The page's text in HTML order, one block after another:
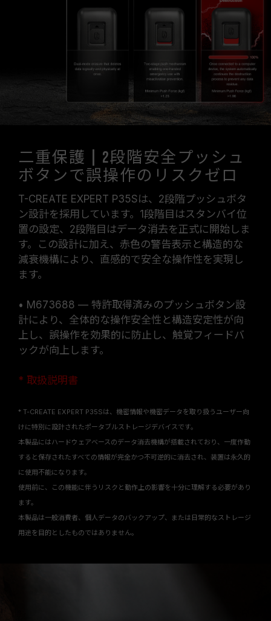
二重保護 | 2段階安全プッシュ
ボタンで誤操作のリスクゼロ
T-CREATE EXPERT P35Sは、2段階プッシュボタ
ン設計を採用しています。1段階目はスタンバイ位
置の設定、2段階目はデータ消去を正式に開始しま
す。この設計に加え、赤色の警告表示と構造的な
減衰機構により、直感的で安全な操作性を実現し
ます。
• M673688 — 特許取得済みのプッシュボタン設
計により、全体的な操作安全性と構造安定性が向
上し、誤操作を効果的に防止し、触覚フィードバ
ックが向上します。
* 取扱説明書
* T-CREATE EXPERT P35Sは、機密情報や機密データを取り扱うユーザー向
けに特別に設計されたポータブルストレージデバイスです。
本製品にはハードウェアベースのデータ消去機構が搭載されており、一度作動
すると保存されたすべての情報が完全かつ不可逆的に消去され、装置は永久的
に使用不能になります。
使用前に、この機能に伴うリスクと動作上の影響を十分に理解する必要があり
ます。
本製品は一般消費者、個人データのバックアップ、または日常的なストレージ
用途を目的としたものではありません。